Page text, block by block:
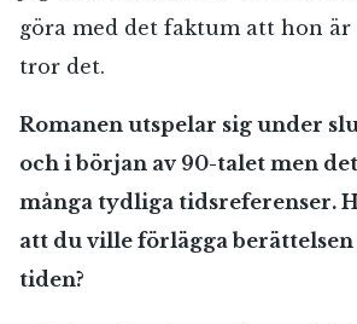
göra med det faktum att hon är
tror det.
Romanen utspelar sig under
och i början av 90-talet men
många tydliga tidsreferenser.
att du ville förlägga
tiden?